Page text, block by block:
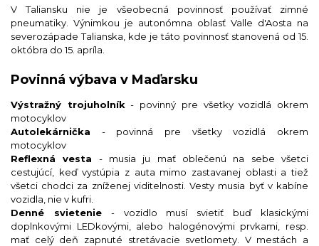
V Taliansku nie je všeobecná povinnosť používať zimné
pneumatiky. Výnimkou je autonómna oblasť Valle d'Aosta na
severozápade Talianska, kde je táto povinnosť stanovená od 15.
októbra do 15. apríla.
Povinná výbava v Maďarsku
Výstražný trojuholník - povinný pre všetky vozidlá okrem
motocyklov
Autolekárnička - povinná pre všetky vozidlá okrem
motocyklov
Reflexná vesta - musia ju mať oblečenú na sebe všetci
cestujúcí, keď vystúpia z auta mimo zastavanej oblasti a tiež
všetci chodci za zníženej viditelnosti. Vesty musia byť v kabíne
vozidla, nie v kufri.
Denné svietenie- vozidlo musí svietiť buď klasickými
doplnkovými LEDkovými, alebo halogénovými prvkami, resp.
mať celý deň zapnuté stretávacie svetlomety. V mestách a